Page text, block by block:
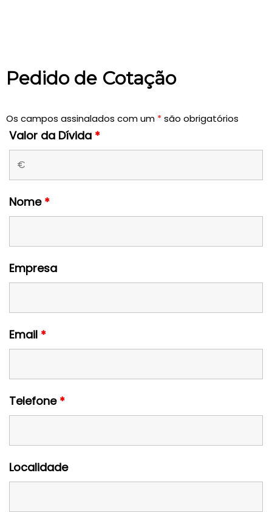
Pedido de Cotação
Os campos assinalados com um *são obrigatórios
Valor da Dívida *
Nome *
Empresa
Email *
Telefone *
Localidade